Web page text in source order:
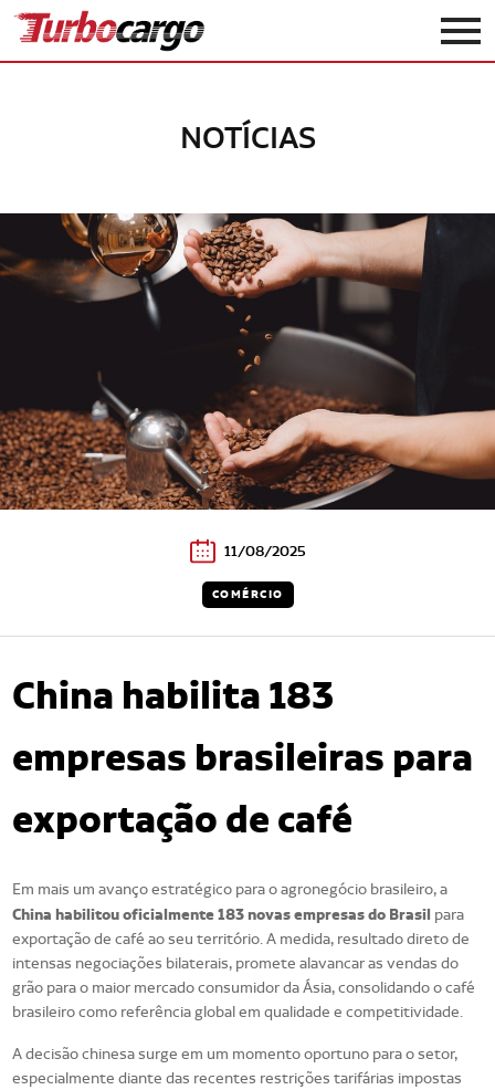
Turbocargo
NOTÍCIAS
11/08/2025
COMÉRCIO
China habilita 183
empresas brasileiras para
exportação de café
Em mais um avanço estratégico para o agronegócio brasileiro, a
China habilitou oficialmente 183 novas empresas do Brasil para
exportação de café ao seu território. A medida, resultado direto de
intensas negociações bilaterais, promete alavancar as vendas do
grão para o maior mercado consumidor da Ásia, consolidando o café
brasileiro como referência global em qualidade e competitividade.
A decisão chinesa surge em um momento oportuno para o setor,
especialmente diante das recentes restrições tarifárias impostas